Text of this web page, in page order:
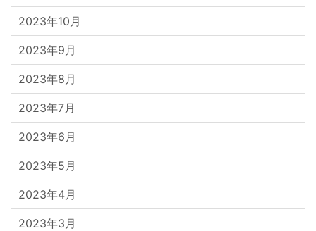
2023年10月
2023年9月
2023年8月
2023年7月
2023年6月
2023年5月
2023年4月
2023年3月